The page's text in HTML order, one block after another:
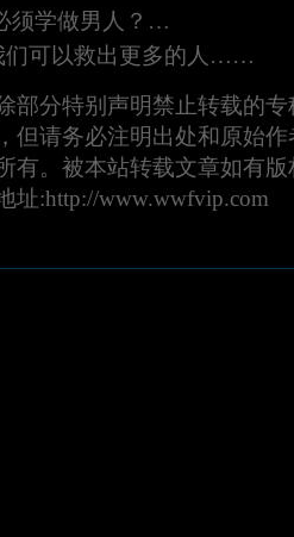
须学做男人？…
们可以救出更多的人……
部分特别声明禁止转载的
但请务必注明出处和原始
有。被本站转载文章如有
址:http://www.wwfvip.com